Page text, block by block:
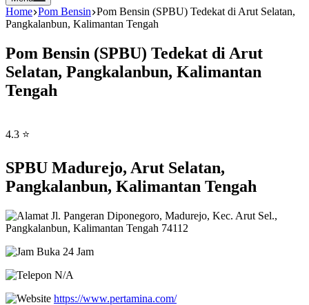
Home Pom Bensin Pom Bensin (SPBU) Tedekat di Arut Selatan,
Pangkalanbun, Kalimantan Tengah
Pom Bensin (SPBU) Tedekat di Arut
Selatan, Pangkalanbun, Kalimantan
Tengah
4.3 ⭐
SPBU Madurejo, Arut Selatan,
Pangkalanbun, Kalimantan Tengah
Jl. Pangeran Diponegoro, Madurejo, Kec. Arut Sel.,
Pangkalanbun, Kalimantan Tengah 74112
Buka 24 Jam
N/A
https://www.pertamina.com/